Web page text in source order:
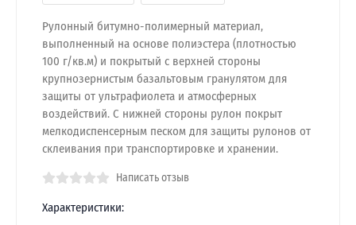
Рулонный битумно-полимерный материал,
выполненный на основе полиэстера (плотностью
100 г/кв.м) и покрытый с верхней стороны
крупнозернистым базальтовым гранулятом для
защиты от ультрафиолета и атмосферных
воздействий. С нижней стороны рулон покрыт
мелкодиспенсерным песком для защиты рулонов от
склеивания при транспортировке и хранении.
Написать отзыв
Характеристики: